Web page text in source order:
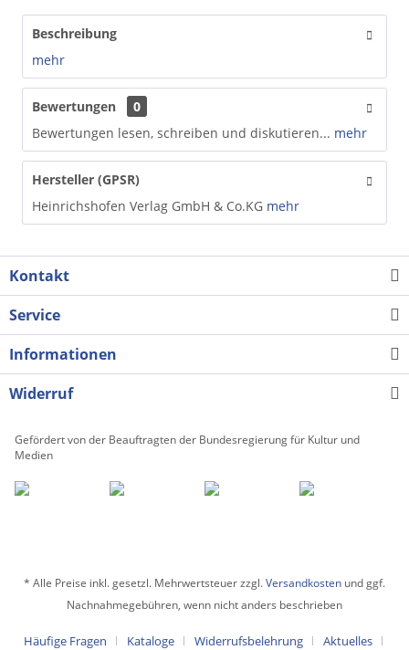
Beschreibung
mehr
Bewertungen
0
Bewertungen lesen, schreiben und diskutieren... mehr
Hersteller (GPSR)
Heinrichshofen Verlag GmbH & Co.KG mehr
Kontakt
Service
Informationen
Widerruf
Gefördert von der Beauftragten der Bundesregierung für Kultur und
Medien
* Alle Preise inkl. gesetzl. Mehrwertsteuer zzgl.Versandkosten und ggf.
Nachnahmegebühren, wenn nicht anders beschrieben
Häufige Fragen Kataloge Widerrufsbelehrung Aktuelles